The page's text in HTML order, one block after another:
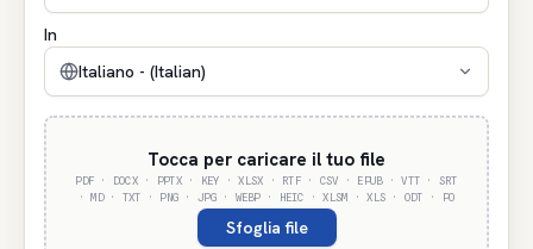
In
Italiano - (Italian)
Tocca per caricare il tuo file
PDF · DOCX · PPTX · KEY · XLSX · RTF · CSV · EPUB · VTT · SRT
· MD · TXT · PNG · JPG · WEBP · HEIC · XLSM · XLS · ODT · PO
Sfoglia file